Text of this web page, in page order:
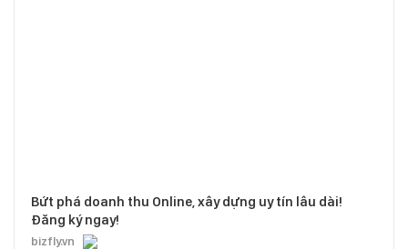
Bứt phá doanh thu Online, xây dựng uy tín lâu dài!
Đăng ký ngay!
bizfly.vn